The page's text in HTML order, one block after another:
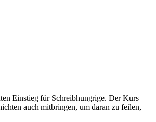
Einstieg für Schreibhungrige. Der Kurs
auch mitbringen, um daran zu feilen,